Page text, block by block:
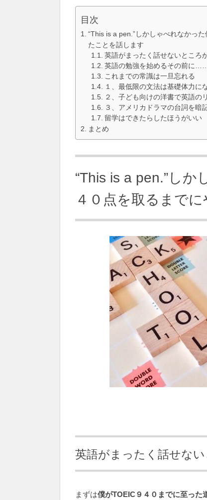
目次
“This is a pen.”しかしゃべれなかっ
たことを話します
英語がまったく話せないところ
英語の勉強を始めるその前に
これまでの常識は一旦忘れる
１、最低限の文法は基礎体力に
２、子ども向けの洋書で英語の
３、アメリカドラマの台詞を暗
留学はできたらしたほうがいい
まとめ
“This is a pen.”しか
４０点を取るまで
英語がまったく話せな
まずは僕がTOEIC９４０までに至った